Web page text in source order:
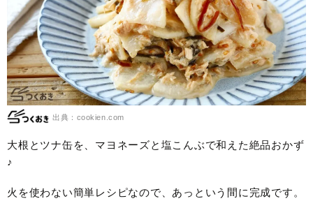
出典：cookien.com
大根とツナ缶を、マヨネーズと塩こんぶで和えた絶品おかず
♪
火を使わない簡単レシピなので、あっという間に完成です。